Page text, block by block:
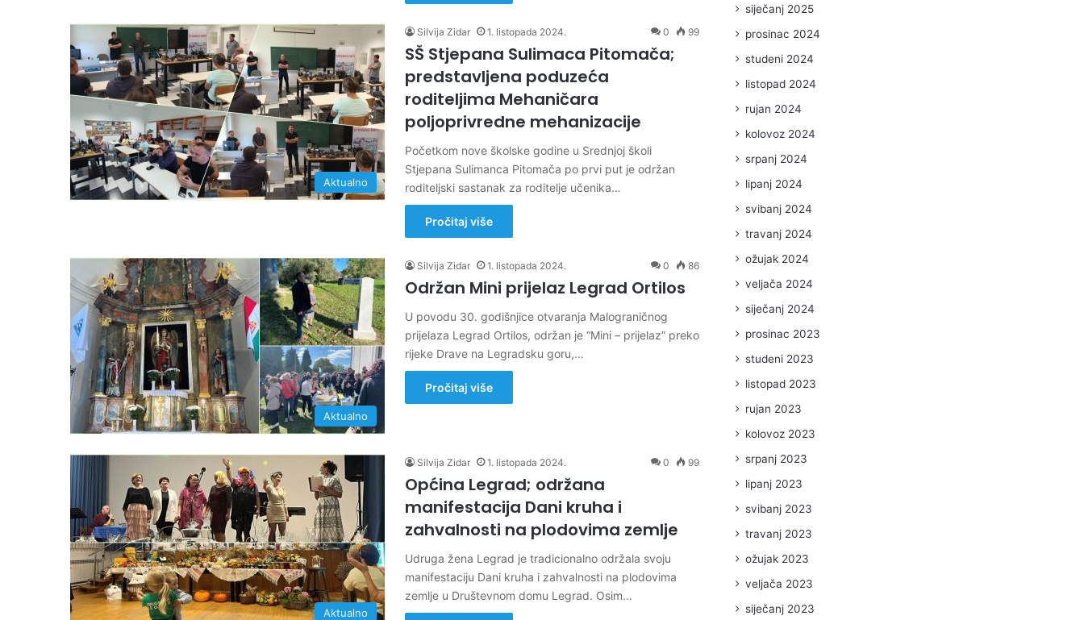
Aktualno
Silvija Zidar 1. listopada 2024. 0 99
SŠ Stjepana Sulimaca Pitomača;
predstavljena poduzeća
roditeljima Mehaničara
poljoprivredne mehanizacije
Početkom nove školske godine u Srednjoj školi
Stjepana Sulimanca Pitomača po prvi put je održan
roditeljski sastanak za roditelje učenika…
Pročitaj više
Aktualno
Silvija Zidar 1. listopada 2024. 0 86
Održan Mini prijelaz Legrad Ortilos
U povodu 30. godišnjice otvaranja Malograničnog
prijelaza Legrad Ortilos, održan je “Mini – prijelaz” preko
rijeke Drave na Legradsku goru,…
Pročitaj više
Aktualno
Silvija Zidar 1. listopada 2024. 0 99
Općina Legrad; održana
manifestacija Dani kruha i
zahvalnosti na plodovima zemlje
Udruga žena Legrad je tradicionalno održala svoju
manifestaciju Dani kruha i zahvalnosti na plodovima
zemlje u Društevnom domu Legrad. Osim…
siječanj 2025
prosinac 2024
studeni 2024
listopad 2024
rujan 2024
kolovoz 2024
srpanj 2024
lipanj 2024
svibanj 2024
travanj 2024
ožujak 2024
veljača 2024
siječanj 2024
prosinac 2023
studeni 2023
listopad 2023
rujan 2023
kolovoz 2023
srpanj 2023
lipanj 2023
svibanj 2023
travanj 2023
ožujak 2023
veljača 2023
siječanj 2023